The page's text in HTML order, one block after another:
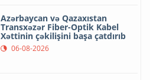
Azərbaycan və Qazaxıstan
Transxəzər Fiber-Optik Kabel
Xəttinin çəkilişini başa çatdırıb
06-08-2026